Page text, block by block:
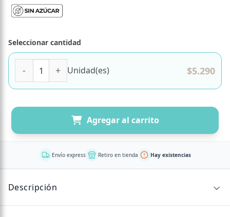
Seleccionar cantidad
Unidad(es) $5.290
Agregar al carrito
Envío express Retiro en tienda Hay existencias
Descripción